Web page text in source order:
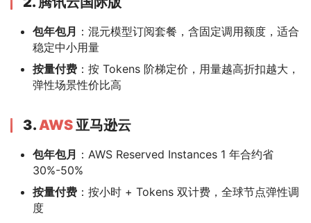
包年包月 ：混元模型订阅套餐，含固定调用额度，适合
稳定中小用量
按量付费 ：按 Tokens 阶梯定价，用量越高折扣越大，
弹性场景性价比高
3.AWS亚马逊云
包年包月 ：AWS Reserved Instances 1 年合约省
30%-50%
按量付费 ：按小时 + Tokens 双计费，全球节点弹性调
度